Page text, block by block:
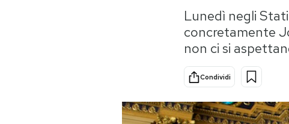
Consumismi
Storie/Idee
Ok Boomer!
Europa
Altrecose
Lunedì negli
concretamente
non ci si
Condividi